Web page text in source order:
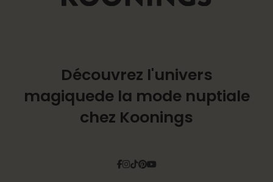
Découvrez l'univers
magiquede la mode nuptiale
chez Koonings
Facebook
Instagram
Tiktok
Pinterest
YouTube